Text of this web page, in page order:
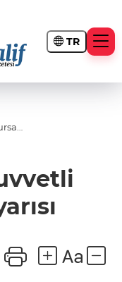
TR